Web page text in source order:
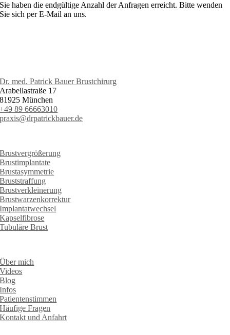
Sie haben die endgültige Anzahl der Anfragen erreicht. Bitte wenden
Sie sich per E-Mail an uns.
Dr. med. Patrick Bauer Brustchirurg
Arabellastraße 17
81925 München
+49 89 66663010
praxis@drpatrickbauer.de
Brustvergrößerung
Brustimplantate
Brustasymmetrie
Bruststraffung
Brustverkleinerung
Brustwarzenkorrektur
Implantatwechsel
Kapselfibrose
Tubuläre Brust
Über mich
Videos
Blog
Infos
Patientenstimmen
Häufige Fragen
Kontakt und Anfahrt